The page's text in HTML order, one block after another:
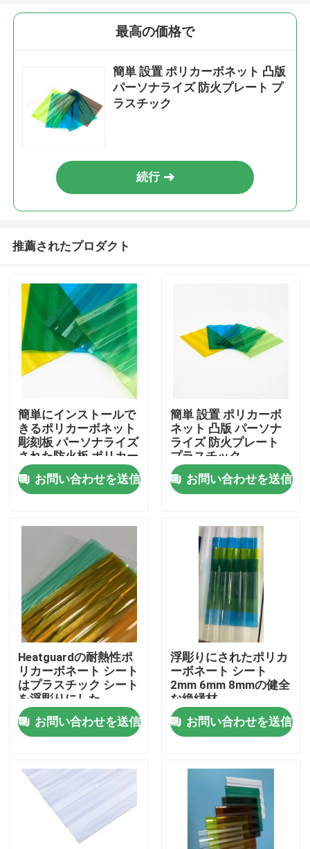
ホーム
企業情報
製品
ビデオ
固体ポリカーボネート シート
ポリカーボネートの空シート
波形のポリカーボネート シート
プラスチック アクリル シート
最高の価格で
簡単 設置 ポリカーボネット 凸版
パーソナライズ 防火プレート プ
ラスチック
続行
推薦されたプロダクト
簡単にインストールで
きるポリカーボネット
彫刻板 パーソナライズ
された防火板 ポリカー
ボネット プラスチック
Rpllお問い合わせを送信
簡単 設置 ポリカーボ
ネット 凸版 パーソナ
ライズ 防火プレート
プラスチック
お問い合わせを送信
Heatguardの耐熱性ポ
リカーボネート シート
はプラスチック シート
を浮彫りにした
お問い合わせを送信
浮彫りにされたポリカ
ーボネート シート
2mm 6mm 8mmの健全
な絶縁材
お問い合わせを送信